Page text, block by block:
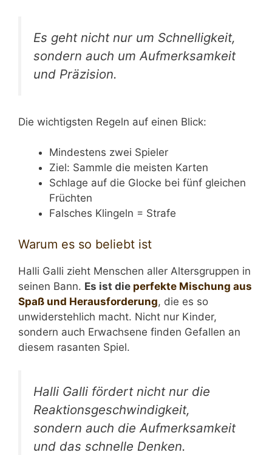
Es geht nicht nur um Schnelligkeit,
sondern auch um Aufmerksamkeit
und Präzision.
Die wichtigsten Regeln auf einen Blick:
Mindestens zwei Spieler
Ziel: Sammle die meisten Karten
Schlage auf die Glocke bei fünf gleichen
Früchten
Falsches Klingeln = Strafe
Warum es so beliebt ist
Halli Galli zieht Menschen aller Altersgruppen in
seinen Bann. Es ist die perfekte Mischung aus
Spaß und Herausforderung, die es so
unwiderstehlich macht. Nicht nur Kinder,
sondern auch Erwachsene finden Gefallen an
diesem rasanten Spiel.
Halli Galli fördert nicht nur die
Reaktionsgeschwindigkeit,
sondern auch die Aufmerksamkeit
und das schnelle Denken.